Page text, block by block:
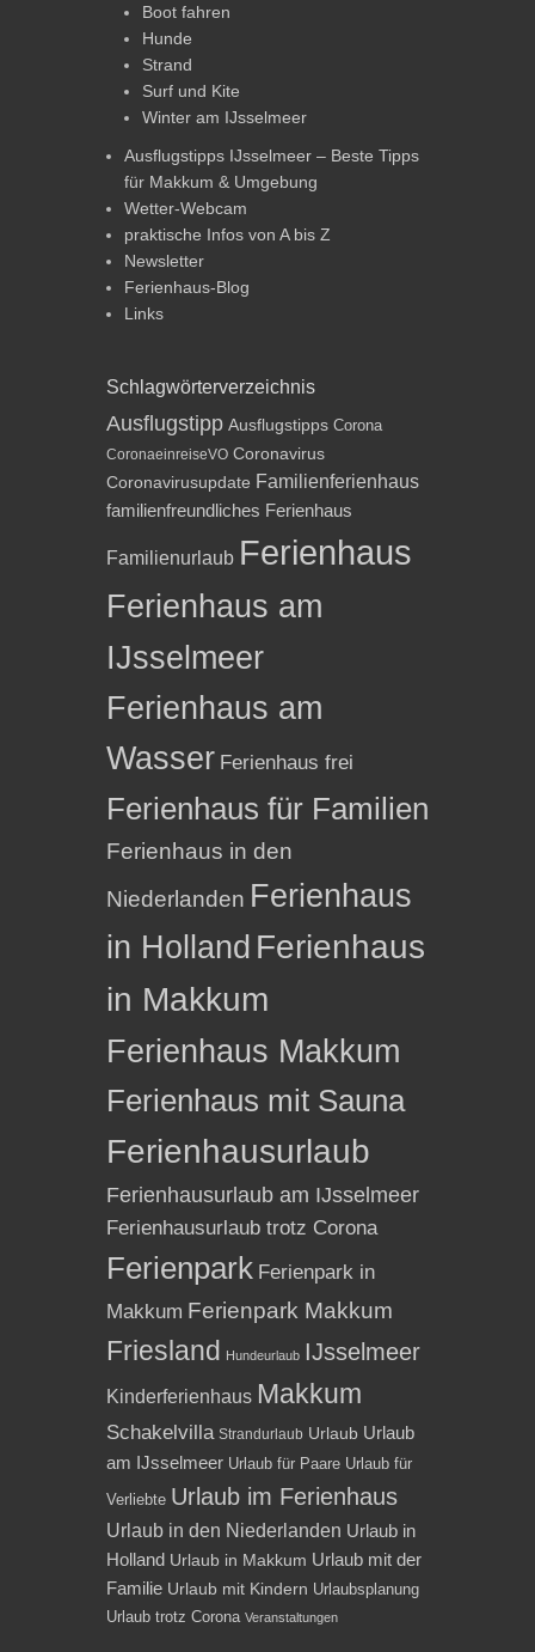
Boot fahren
Hunde
Strand
Surf und Kite
Winter am IJsselmeer
Ausflugstipps IJsselmeer – Beste Tipps
für Makkum & Umgebung
Wetter-Webcam
praktische Infos von A bis Z
Newsletter
Ferienhaus-Blog
Links
Schlagwörterverzeichnis
Ausflugstipp Ausflugstipps Corona
CoronaeinreiseVO Coronavirus
Coronavirusupdate Familienferienhaus
familienfreundliches Ferienhaus
Familienurlaub Ferienhaus
Ferienhaus am
IJsselmeer
Ferienhaus am
Wasser Ferienhaus frei
Ferienhaus für Familien
Ferienhaus in den
Niederlanden Ferienhaus
in Holland Ferienhaus
in Makkum
Ferienhaus Makkum
Ferienhaus mit Sauna
Ferienhausurlaub
Ferienhausurlaub am IJsselmeer
Ferienhausurlaub trotz Corona
Ferienpark Ferienpark in
Makkum Ferienpark Makkum
Friesland Hundeurlaub IJsselmeer
Kinderferienhaus Makkum
Schakelvilla Strandurlaub Urlaub Urlaub
am IJsselmeer Urlaub für Paare Urlaub für
Verliebte Urlaub im Ferienhaus
Urlaub in den Niederlanden Urlaub in
Holland Urlaub in Makkum Urlaub mit der
Familie Urlaub mit Kindern Urlaubsplanung
Urlaub trotz Corona Veranstaltungen